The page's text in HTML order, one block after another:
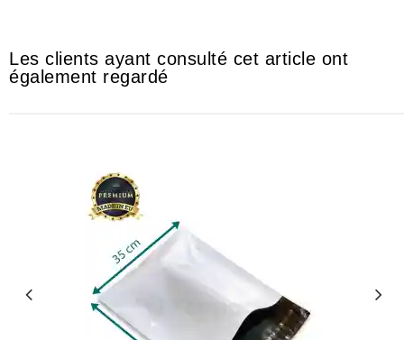
Les clients ayant consulté cet article ont
également regardé